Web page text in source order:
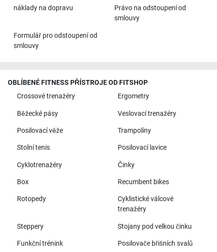
náklady na dopravu
Právo na odstoupení od
smlouvy
Formulář pro odstoupení od
smlouvy
OBLÍBENÉ FITNESS PŘÍSTROJE OD FITSHOP
Crossové trenažéry
Ergometry
Běžecké pásy Veslovací trenažéry
Posilovací věže Trampolíny
Stolní tenis Posilovací lavice
Cyklotrenažéry Činky
Box Recumbent bikes
Rotopedy
Cyklistické válcové
trenažéry
Steppery Stojany pod velkou činku
Funkční trénink Posilovače břišních svalů